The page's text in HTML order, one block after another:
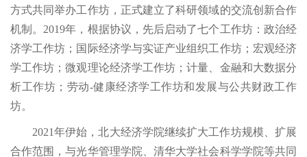
方式共同举办工作坊，正式建立了科研领域的交流创新合作
机制。2019年，根据协议，先后启动了七个工作坊：政治经
济学工作坊；国际经济学与实证产业组织工作坊；宏观经济
学工作坊；微观理论经济学工作坊；计量、金融和大数据分
析工作坊；劳动-健康经济学工作坊和发展与公共财政工作
坊。
2021年伊始，北大经济学院继续扩大工作坊规模、扩展
合作范围，与光华管理学院、清华大学社会科学学院等共同